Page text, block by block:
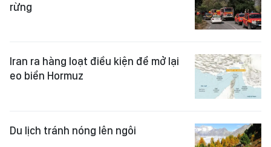
rừng
Iran ra hàng loạt điều kiện để mở lại
eo biển Hormuz
Du lịch tránh nóng lên ngôi